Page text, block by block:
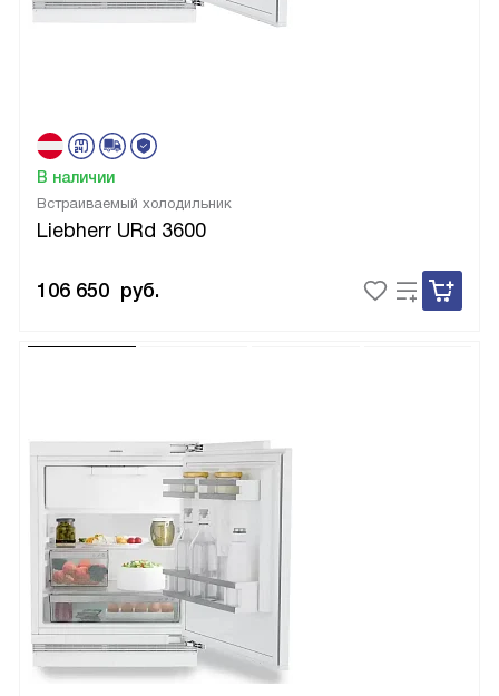
Встраиваемый холодильник
Liebherr URd 3600
В наличии
106 650 руб.